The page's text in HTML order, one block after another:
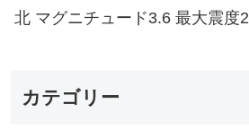
北 マグニチュード3.6 最大震度2
カテゴリー